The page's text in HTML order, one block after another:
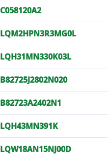
C058120A2
LQM2HPN3R3MG0L
LQH31MN330K03L
B82725J2802N020
B82723A2402N1
LQH43MN391K
LQW18AN15NJ00D